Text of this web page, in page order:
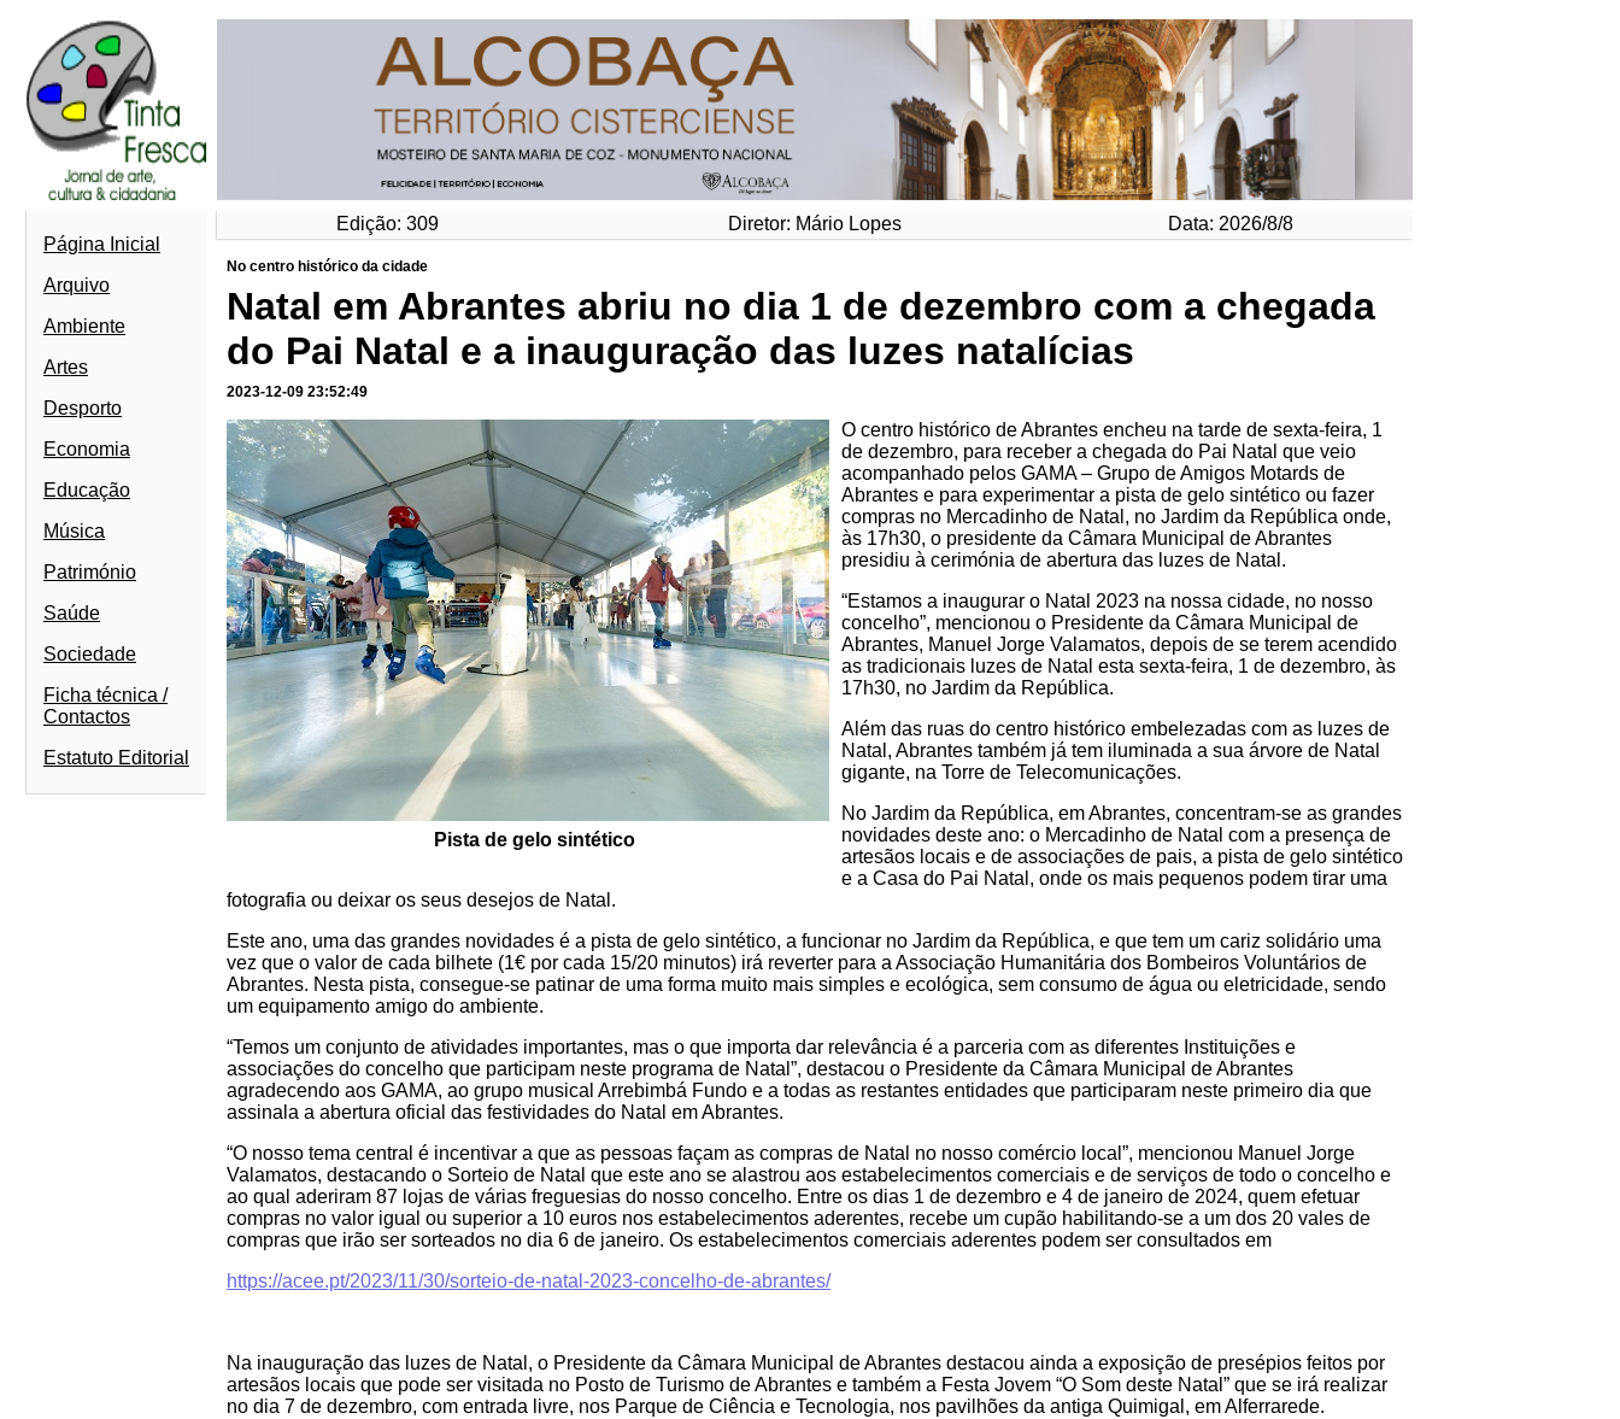
Edição: 309 Diretor: Mário Lopes
Data: 2026/8/8
Página Inicial
Arquivo
Ambiente
Artes
Desporto
Economia
Educação
Música
Património
Saúde
Sociedade
Ficha técnica /
Contactos
Estatuto Editorial
No centro histórico da cidade
Natal em Abrantes abriu no dia 1 de dezembro com a chegada
do Pai Natal e a inauguração das luzes natalícias
2023-12-09 23:52:49
Pista de gelo sintético
O centro histórico de Abrantes encheu na tarde de sexta-feira, 1
de dezembro, para receber a chegada do Pai Natal que veio
acompanhado pelos GAMA – Grupo de Amigos Motards de
Abrantes e para experimentar a pista de gelo sintético ou fazer
compras no Mercadinho de Natal, no Jardim da República onde,
às 17h30, o presidente da Câmara Municipal de Abrantes
presidiu à cerimónia de abertura das luzes de Natal.
“Estamos a inaugurar o Natal 2023 na nossa cidade, no nosso
concelho”, mencionou o Presidente da Câmara Municipal de
Abrantes, Manuel Jorge Valamatos, depois de se terem acendido
as tradicionais luzes de Natal esta sexta-feira, 1 de dezembro, às
17h30, no Jardim da República.
Além das ruas do centro histórico embelezadas com as luzes de
Natal, Abrantes também já tem iluminada a sua árvore de Natal
gigante, na Torre de Telecomunicações.
No Jardim da República, em Abrantes, concentram-se as grandes
novidades deste ano: o Mercadinho de Natal com a presença de
artesãos locais e de associações de pais, a pista de gelo sintético
e a Casa do Pai Natal, onde os mais pequenos podem tirar uma
fotografia ou deixar os seus desejos de Natal.
Este ano, uma das grandes novidades é a pista de gelo sintético, a funcionar no Jardim da República, e que tem um cariz solidário uma
vez que o valor de cada bilhete (1€ por cada 15/20 minutos) irá reverter para a Associação Humanitária dos Bombeiros Voluntários de
Abrantes. Nesta pista, consegue-se patinar de uma forma muito mais simples e ecológica, sem consumo de água ou eletricidade, sendo
um equipamento amigo do ambiente.
“Temos um conjunto de atividades importantes, mas o que importa dar relevância é a parceria com as diferentes Instituições e
associações do concelho que participam neste programa de Natal”, destacou o Presidente da Câmara Municipal de Abrantes
agradecendo aos GAMA, ao grupo musical Arrebimbá Fundo e a todas as restantes entidades que participaram neste primeiro dia que
assinala a abertura oficial das festividades do Natal em Abrantes.
“O nosso tema central é incentivar a que as pessoas façam as compras de Natal no nosso comércio local”, mencionou Manuel Jorge
Valamatos, destacando o Sorteio de Natal que este ano se alastrou aos estabelecimentos comerciais e de serviços de todo o concelho e
ao qual aderiram 87 lojas de várias freguesias do nosso concelho. Entre os dias 1 de dezembro e 4 de janeiro de 2024, quem efetuar
compras no valor igual ou superior a 10 euros nos estabelecimentos aderentes, recebe um cupão habilitando-se a um dos 20 vales de
compras que irão ser sorteados no dia 6 de janeiro. Os estabelecimentos comerciais aderentes podem ser consultados em
https://acee.pt/2023/11/30/sorteio-de-natal-2023-concelho-de-abrantes/
Na inauguração das luzes de Natal, o Presidente da Câmara Municipal de Abrantes destacou ainda a exposição de presépios feitos por
artesãos locais que pode ser visitada no Posto de Turismo de Abrantes e também a Festa Jovem “O Som deste Natal” que se irá realizar
no dia 7 de dezembro, com entrada livre, nos Parque de Ciência e Tecnologia, nos pavilhões da antiga Quimigal, em Alferrarede.